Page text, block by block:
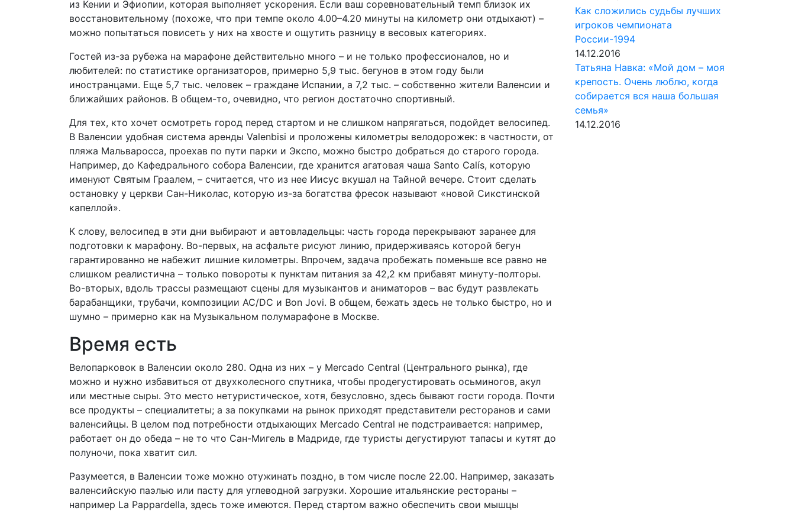
из Кении и Эфиопии, которая выполняет ускорения. Если ваш соревновательный темп близок их
восстановительному (похоже, что при темпе около 4.00–4.20 минуты на километр они отдыхают) –
можно попытаться повисеть у них на хвосте и ощутить разницу в весовых категориях.
Гостей из-за рубежа на марафоне действительно много – и не только профессионалов, но и
любителей: по статистике организаторов, примерно 5,9 тыс. бегунов в этом году были
иностранцами. Еще 5,7 тыс. человек – граждане Испании, а 7,2 тыс. – собственно жители Валенсии и
ближайших районов. В общем-то, очевидно, что регион достаточно спортивный.
Для тех, кто хочет осмотреть город перед стартом и не слишком напрягаться, подойдет велосипед.
В Валенсии удобная система аренды Valenbisi и проложены километры велодорожек: в частности, от
пляжа Мальваросса, проехав по пути парки и Экспо, можно быстро добраться до старого города.
Например, до Кафедрального собора Валенсии, где хранится агатовая чаша Santo Calís, которую
именуют Святым Граалем, – считается, что из нее Иисус вкушал на Тайной вечере. Стоит сделать
остановку у церкви Сан-Николас, которую из-за богатства фресок называют «новой Сикстинской
капеллой».
К слову, велосипед в эти дни выбирают и автовладельцы: часть города перекрывают заранее для
подготовки к марафону. Во-первых, на асфальте рисуют линию, придерживаясь которой бегун
гарантированно не набежит лишние километры. Впрочем, задача пробежать поменьше все равно не
слишком реалистична – только повороты к пунктам питания за 42,2 км прибавят минуту-полторы.
Во-вторых, вдоль трассы размещают сцены для музыкантов и аниматоров – вас будут развлекать
барабанщики, трубачи, композиции AC/DC и Bon Jovi. В общем, бежать здесь не только быстро, но и
шумно – примерно как на Музыкальном полумарафоне в Москве.
Время есть
Велопарковок в Валенсии около 280. Одна из них – у Mercado Central (Центрального рынка), где
можно и нужно избавиться от двухколесного спутника, чтобы продегустировать осьминогов, акул
или местные сыры. Это место нетуристическое, хотя, безусловно, здесь бывают гости города. Почти
все продукты – специалитеты; а за покупками на рынок приходят представители ресторанов и сами
валенсийцы. В целом под потребности отдыхающих Mercado Central не подстраивается: например,
работает он до обеда – не то что Сан-Мигель в Мадриде, где туристы дегустируют тапасы и кутят до
полуночи, пока хватит сил.
Разумеется, в Валенсии тоже можно отужинать поздно, в том числе после 22.00. Например, заказать
валенсийскую паэлью или пасту для углеводной загрузки. Хорошие итальянские рестораны –
например La Pappardella, здесь тоже имеются. Перед стартом важно обеспечить свои мышцы
Как сложились судьбы лучших
игроков чемпионата
России-1994
14.12.2016
Татьяна Навка: «Мой дом – моя
крепость. Очень люблю, когда
собирается вся наша большая
семья»
14.12.2016